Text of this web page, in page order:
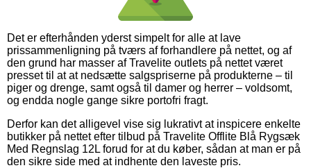
Det er efterhånden yderst simpelt for alle at lave
prissammenligning på tværs af forhandlere på nettet, og af
den grund har masser af Travelite outlets på nettet været
presset til at at nedsætte salgspriserne på produkterne – til
piger og drenge, samt også til damer og herrer – voldsomt,
og endda nogle gange sikre portofri fragt.
Derfor kan det alligevel vise sig lukrativt at inspicere enkelte
butikker på nettet efter tilbud på Travelite Offlite Blå Rygsæk
Med Regnslag 12L forud for at du køber, sådan at man er på
den sikre side med at indhente den laveste pris.